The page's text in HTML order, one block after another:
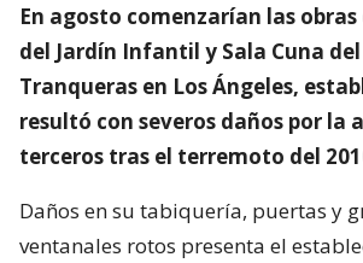
En agosto comenzarían las
del Jardín Infantil y Sala Cuna
Tranqueras en Los Ángeles,
resultó con severos daños por la
terceros tras el terremoto del
Daños en su tabiquería, puertas y
ventanales rotos presenta el